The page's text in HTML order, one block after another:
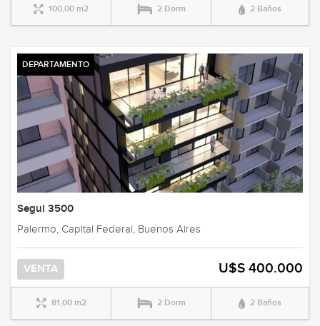
100,00 m2 2 Dorm 2 Baños
DEPARTAMENTO
Segui 3500
Palermo, Capital Federal, Buenos Aires
VENTA U$S 400.000
81,00 m2 2 Dorm 2 Baños